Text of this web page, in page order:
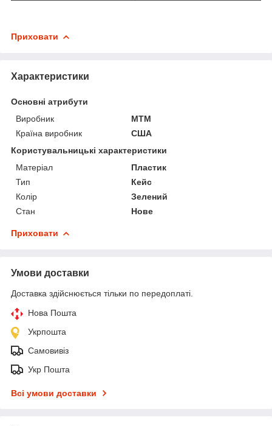
Приховати
Характеристики
Основні атрибути
Виробник
MTM
Країна виробник
США
Користувальницькі характеристики
Матеріал
Пластик
Тип
Кейс
Колір
Зелений
Стан
Нове
Приховати
Умови доставки
Доставка здійснюється тільки по передоплаті.
Нова Пошта
Укрпошта
Самовивіз
Укр Пошта
Всі умови доставки